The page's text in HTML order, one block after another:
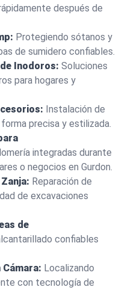
después de
Protegiendo sótanos y
de sumidero confiables.
Inodoros: Soluciones
para hogares y
Instalación de
precisa y estilizada.
integradas durante
o negocios en Gurdon.
Reparación de
de excavaciones
de
confiables
Localizando
con tecnología de